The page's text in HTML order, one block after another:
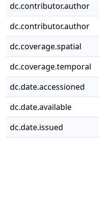
dc.contributor.author
dc.contributor.author
dc.coverage.spatial
dc.coverage.temporal
dc.date.accessioned
dc.date.available
dc.date.issued